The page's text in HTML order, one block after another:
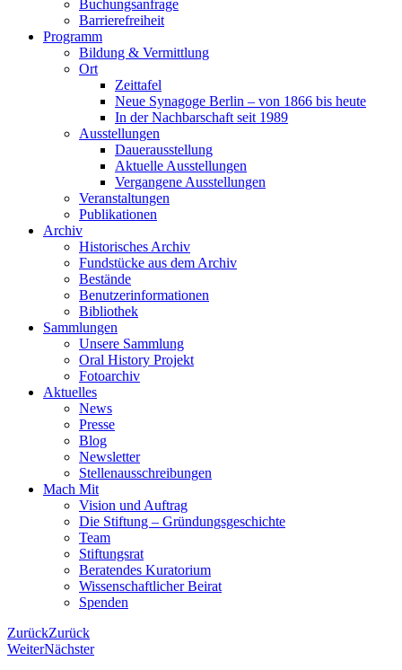
Buchungsanfrage
Barrierefreiheit
Programm
Bildung & Vermittlung
Ort
Zeittafel
Neue Synagoge Berlin – von 1866 bis heute
In der Nachbarschaft seit 1989
Ausstellungen
Dauerausstellung
Aktuelle Ausstellungen
Vergangene Ausstellungen
Veranstaltungen
Publikationen
Archiv
Historisches Archiv
Fundstücke aus dem Archiv
Bestände
Benutzerinformationen
Bibliothek
Sammlungen
Unsere Sammlung
Oral History Projekt
Fotoarchiv
Aktuelles
News
Presse
Blog
Newsletter
Stellenausschreibungen
Mach Mit
Vision und Auftrag
Die Stiftung – Gründungsgeschichte
Team
Stiftungsrat
Beratendes Kuratorium
Wissenschaftlicher Beirat
Spenden
ZurückZurück
WeiterNächster